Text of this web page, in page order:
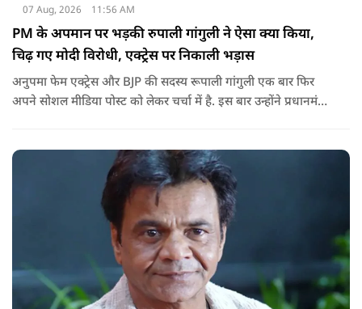
07 Aug, 2026 11:56 AM
PM के अपमान पर भड़की रुपाली गांगुली ने ऐसा क्या किया,
चिढ़ गए मोदी विरोधी, एक्ट्रेस पर निकाली भड़ास
अनुपमा फेम एक्ट्रेस और BJP की सदस्य रूपाली गांगुली एक बार फिर
अपने सोशल मीडिया पोस्ट को लेकर चर्चा में है. इस बार उन्होंने प्रधानमंत्री
रिएक्शन की भाड़ आ गई है.